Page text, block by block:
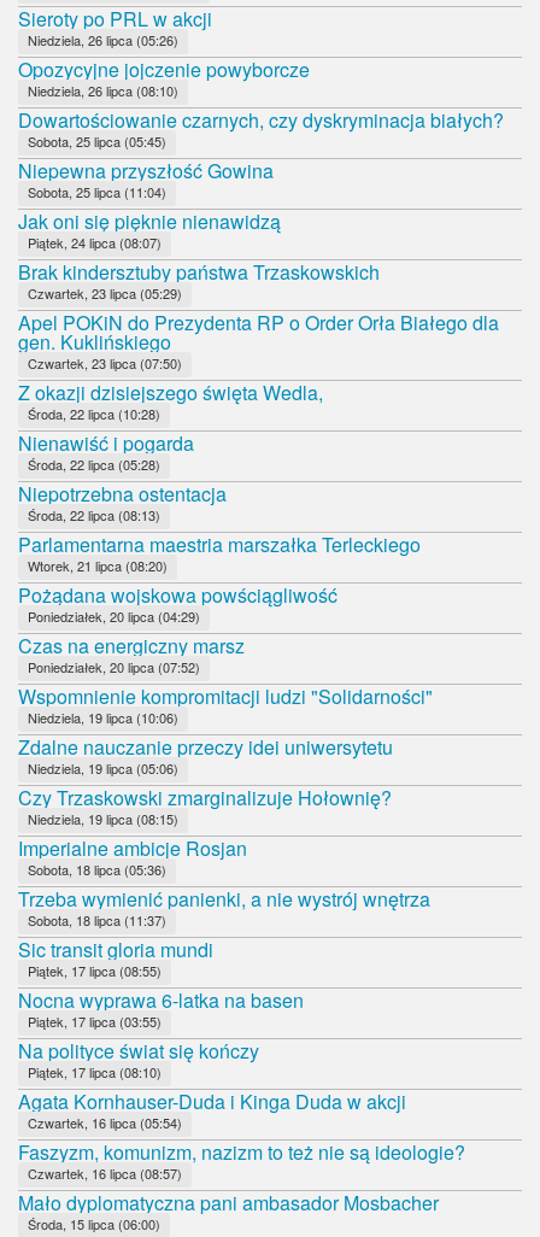
Sieroty po PRL w akcji
Niedziela, 26 lipca (05:26)
Opozycyjne jojczenie powyborcze
Niedziela, 26 lipca (08:10)
Dowartościowanie czarnych, czy dyskryminacja białych?
Sobota, 25 lipca (05:45)
Niepewna przyszłość Gowina
Sobota, 25 lipca (11:04)
Jak oni się pięknie nienawidzą
Piątek, 24 lipca (08:07)
Brak kindersztuby państwa Trzaskowskich
Czwartek, 23 lipca (05:29)
Apel POKiN do Prezydenta RP o Order Orła Białego dla
gen. Kuklińskiego
Czwartek, 23 lipca (07:50)
Z okazji dzisiejszego święta Wedla,
Środa, 22 lipca (10:28)
Nienawiść i pogarda
Środa, 22 lipca (05:28)
Niepotrzebna ostentacja
Środa, 22 lipca (08:13)
Parlamentarna maestria marszałka Terleckiego
Wtorek, 21 lipca (08:20)
Pożądana wojskowa powściągliwość
Poniedziałek, 20 lipca (04:29)
Czas na energiczny marsz
Poniedziałek, 20 lipca (07:52)
Wspomnienie kompromitacji ludzi "Solidarności"
Niedziela, 19 lipca (10:06)
Zdalne nauczanie przeczy idei uniwersytetu
Niedziela, 19 lipca (05:06)
Czy Trzaskowski zmarginalizuje Hołownię?
Niedziela, 19 lipca (08:15)
Imperialne ambicje Rosjan
Sobota, 18 lipca (05:36)
Trzeba wymienić panienki, a nie wystrój wnętrza
Sobota, 18 lipca (11:37)
Sic transit gloria mundi
Piątek, 17 lipca (08:55)
Nocna wyprawa 6-latka na basen
Piątek, 17 lipca (03:55)
Na polityce świat się kończy
Piątek, 17 lipca (08:10)
Agata Kornhauser-Duda i Kinga Duda w akcji
Czwartek, 16 lipca (05:54)
Faszyzm, komunizm, nazizm to też nie są ideologie?
Czwartek, 16 lipca (08:57)
Mało dyplomatyczna pani ambasador Mosbacher
Środa, 15 lipca (06:00)